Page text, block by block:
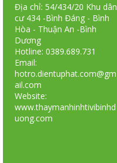
Địa chỉ: 54/434/20 Khu dân
cư 434 -Bình Đáng - Bình
Hòa - Thuận An -Bình
Dương
Hotline: 0389.689.731
Email:
hotro.dientuphat.com@gm
ail.com
Website:
www.thaymanhinhtivibinhd
uong.com